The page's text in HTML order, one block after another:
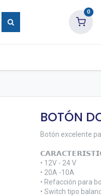
0
BOTÓN
Botón excelente
• 12V - 24 V
• 20A -10A
• Refacción para
• Switch tipo